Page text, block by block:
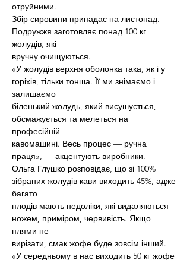
отруйними.
Збір сировини припадає на листопад.
Подружжя заготовляє понад 100 кг
жолудів, які
вручну очищуються.
«У жолудів верхня оболонка така, як і у
горіхів, тільки тонша. Її ми знімаємо і
залишаємо
біленький жолудь, який висушується,
обсмажується та мелеться на
професійній
кавомашині. Весь процес — ручна
праця», — акцентують виробники.
Ольга Глушко розповідає, що зі 100%
зібраних жолудів кави виходить 45%, адже
багато
плодів мають недоліки, які видаляються
ножем, приміром, червивість. Якщо
плями не
вирізати, смак жофе буде зовсім інший.
«У середньому в нас виходить 50 кг жофе